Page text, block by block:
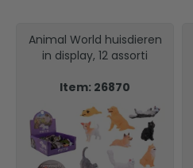
Animal World huisdieren
in display, 12 assorti
Item: 26870